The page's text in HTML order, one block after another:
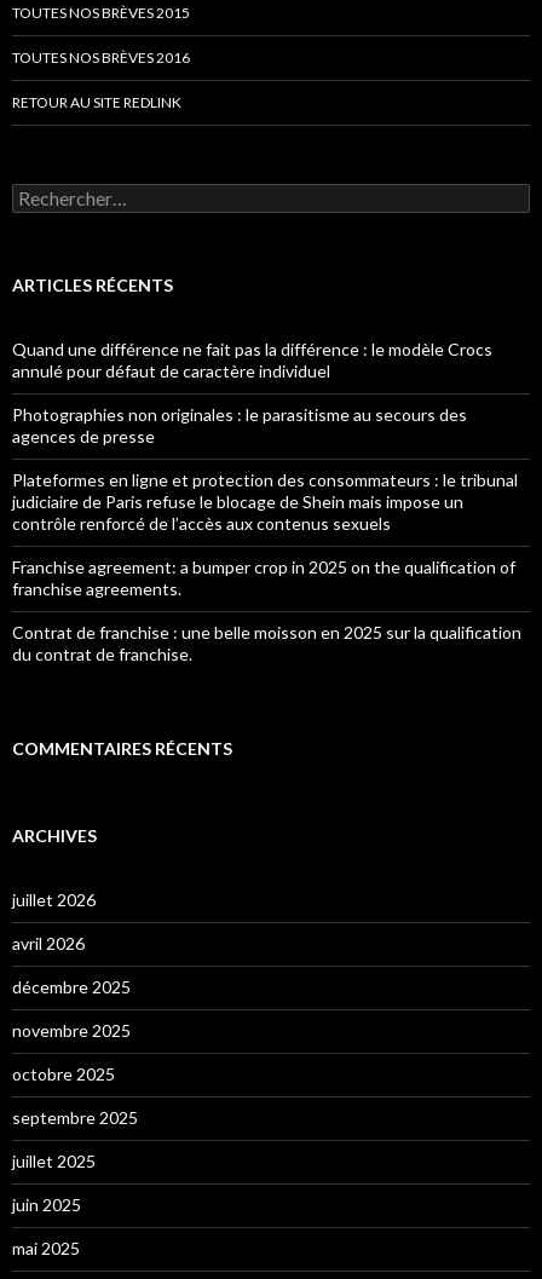
TOUTES NOS BRÈVES 2015
TOUTES NOS BRÈVES 2016
RETOUR AU SITE REDLINK
Rechercher :
ARTICLES RÉCENTS
Quand une différence ne fait pas la différence : le modèle Crocs
annulé pour défaut de caractère individuel
Photographies non originales : le parasitisme au secours des
agences de presse
Plateformes en ligne et protection des consommateurs : le tribunal
judiciaire de Paris refuse le blocage de Shein mais impose un
contrôle renforcé de l’accès aux contenus sexuels
Franchise agreement: a bumper crop in 2025 on the qualification of
franchise agreements.
Contrat de franchise : une belle moisson en 2025 sur la qualification
du contrat de franchise.
COMMENTAIRES RÉCENTS
ARCHIVES
juillet 2026
avril 2026
décembre 2025
novembre 2025
octobre 2025
septembre 2025
juillet 2025
juin 2025
mai 2025